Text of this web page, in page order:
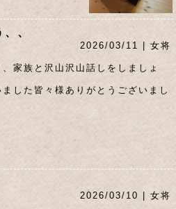
、
2026/03/11 | 女将
家族と沢山沢山話しをしましょ
した皆々様ありがとうございまし
2026/03/10 | 女将